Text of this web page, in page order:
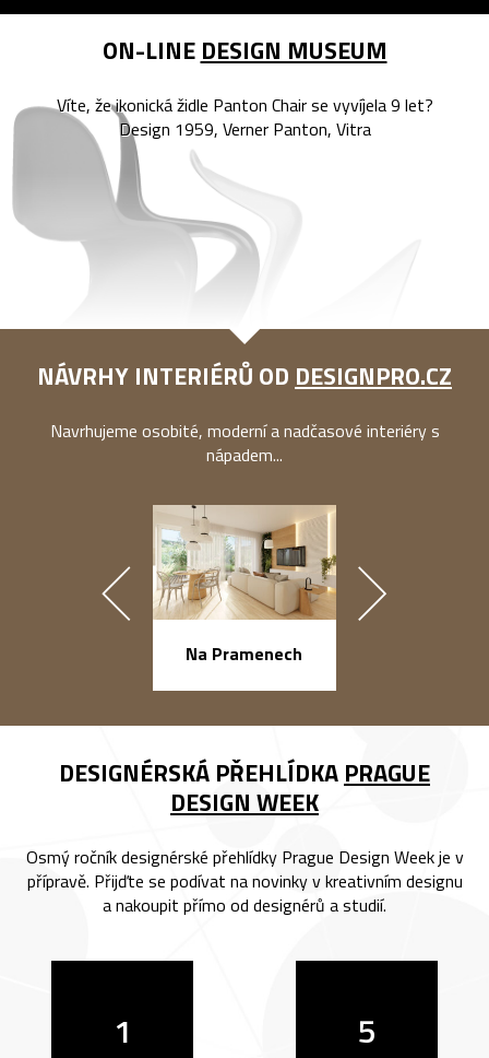
ON-LINE DESIGN MUSEUM
Víte, že ikonická židle Panton Chair se vyvíjela 9 let?
Design 1959, Verner Panton, Vitra
NÁVRHY INTERIÉRŮ OD DESIGNPRO.CZ
Navrhujeme osobité, moderní a nadčasové interiéry s
nápadem...
Na Pramenech
DESIGNÉRSKÁ PŘEHLÍDKA PRAGUE
DESIGN WEEK
Osmý ročník designérské přehlídky Prague Design Week je v
přípravě. Přijďte se podívat na novinky v kreativním designu
a nakoupit přímo od designérů a studií.
1 5